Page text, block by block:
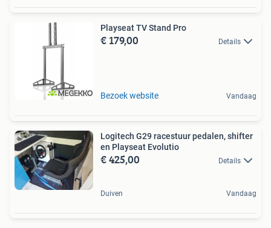
Playseat TV Stand Pro
€ 179,00 Details
Bezoek website Vandaag
Logitech G29 racestuur pedalen, shifter
en Playseat Evolutio
€ 425,00 Details
Duiven Vandaag